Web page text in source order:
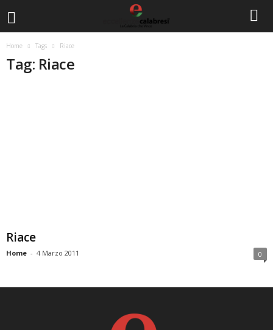
Home Tags Riace
Tag: Riace
Riace
Home - 4 Marzo 2011 0